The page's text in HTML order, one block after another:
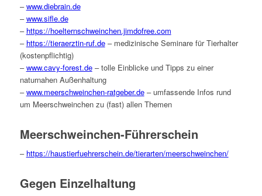
–www.diebrain.de
–www.sifle.de
– https://hoelternschweinchen.jimdofree.com
– https://tieraerztin-ruf.de– medizinische Seminare für Tierhalter
(kostenpflichtig)
–www.cavy-forest.de– tolle Einblicke und Tipps zu einer
naturnahen Außenhaltung
–www.meerschweinchen-ratgeber.de– umfassende Infos rund
um Meerschweinchen zu (fast) allen Themen
Meerschweinchen-Führerschein
– https://haustierfuehrerschein.de/tierarten/meerschweinchen/
Gegen Einzelhaltung